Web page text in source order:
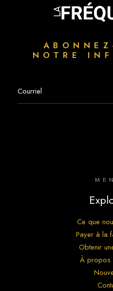
NOTRE
Ce que
Payer à la
Obtenir
À propos